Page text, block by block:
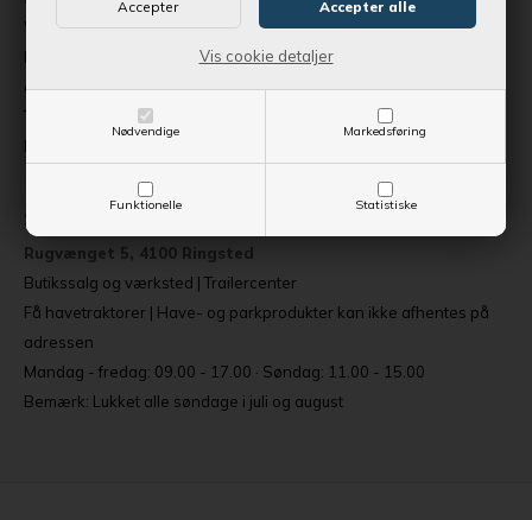
Nødvendige Markedsføring
Funktionelle Statistiske
Vis cookie detaljer
Værksted | Salg og udstilling af trailere
Reservedele, tilbehør og have- og parkprodukter kan ikke
afhentes på adressen
Torsdag 09.00-17.00 eller efter aftale
Bemærk: Lukket i uge 28 og uge 29
Sjælland
Rugvænget 5, 4100 Ringsted
Butikssalg og værksted | Trailercenter
Få havetraktorer | Have- og parkprodukter kan ikke afhentes på
adressen
Mandag - fredag: 09.00 - 17.00 · Søndag: 11.00 - 15.00
Bemærk: Lukket alle søndage i juli og august